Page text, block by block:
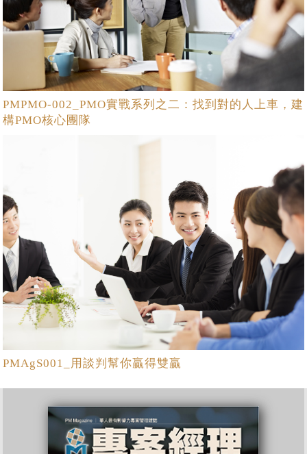
PMPMO-002_PMO實戰系列之二：找到對的人上車，建
構PMO核心團隊
PMAgS001_用談判幫你贏得雙贏